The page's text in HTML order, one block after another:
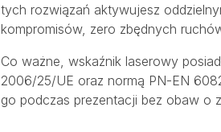
tych rozwiązań aktywujesz
kompromisów, zero zbędnych
Co ważne, wskaźnik laserowy
2006/25/UE oraz normą PN-EN
go podczas prezentacji bez obaw o